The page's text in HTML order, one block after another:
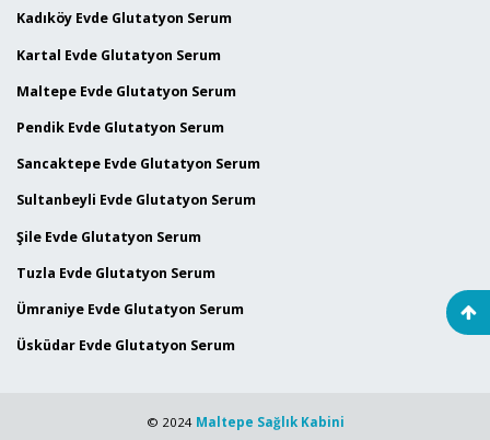
Kadıköy Evde Glutatyon Serum
Kartal Evde Glutatyon Serum
Maltepe Evde Glutatyon Serum
Pendik Evde Glutatyon Serum
Sancaktepe Evde Glutatyon Serum
Sultanbeyli Evde Glutatyon Serum
Şile Evde Glutatyon Serum
Tuzla Evde Glutatyon Serum
Ümraniye Evde Glutatyon Serum
Üsküdar Evde Glutatyon Serum
© 2024 Maltepe Sağlık Kabini